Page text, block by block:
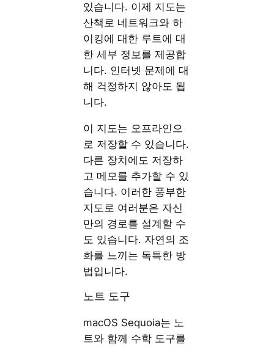
있습니다. 이제 지도는
산책로 네트워크와 하
이킹에 대한 루트에 대
한 세부 정보를 제공합
니다. 인터넷 문제에 대
해 걱정하지 않아도 됩
니다.
이 지도는 오프라인으
로 저장할 수 있습니다.
다른 장치에도 저장하
고 메모를 추가할 수 있
습니다. 이러한 풍부한
지도로 여러분은 자신
만의 경로를 설계할 수
도 있습니다. 자연의 조
화를 느끼는 독특한 방
법입니다.
노트 도구
macOS Sequoia는 노
트와 함께 수학 도구를